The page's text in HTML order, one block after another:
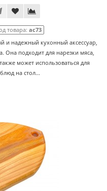
товара: ас73
и надежный кухонный аксессуар,
Она подходит для нарезки мяса,
может использоваться для
на стол...